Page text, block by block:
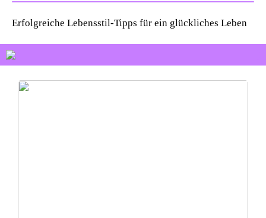
Erfolgreiche Lebensstil-Tipps für ein glückliches Leben